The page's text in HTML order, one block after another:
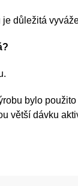
důležitá
bylo
větší dávku